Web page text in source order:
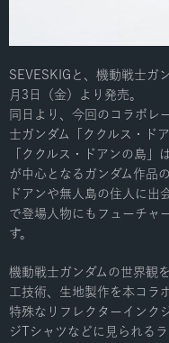
SEVESKIGと、機動戦士ガ
月3日（金）より発売。
同日より、今回のコラボレ
士ガンダム「ククルス・ド
「ククルス・ドアンの島」
が中心となるガンダム作品
ドアンや無人島の住人に出
で登場人物にもフューチャ
す。
機動戦士ガンダムの世界観
工技術、生地製作を本コラ
特殊なリフレクターインク
ジTシャツなどに見られる